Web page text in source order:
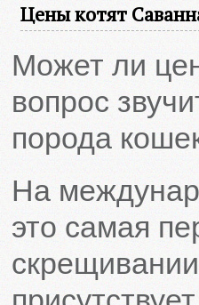
Цены котят
Может ли
вопрос
порода
На
это самая